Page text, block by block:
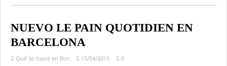
NUEVO LE PAIN QUOTIDIEN EN
BARCELONA
Qué se cuece en Bcn 15/04/2015 0